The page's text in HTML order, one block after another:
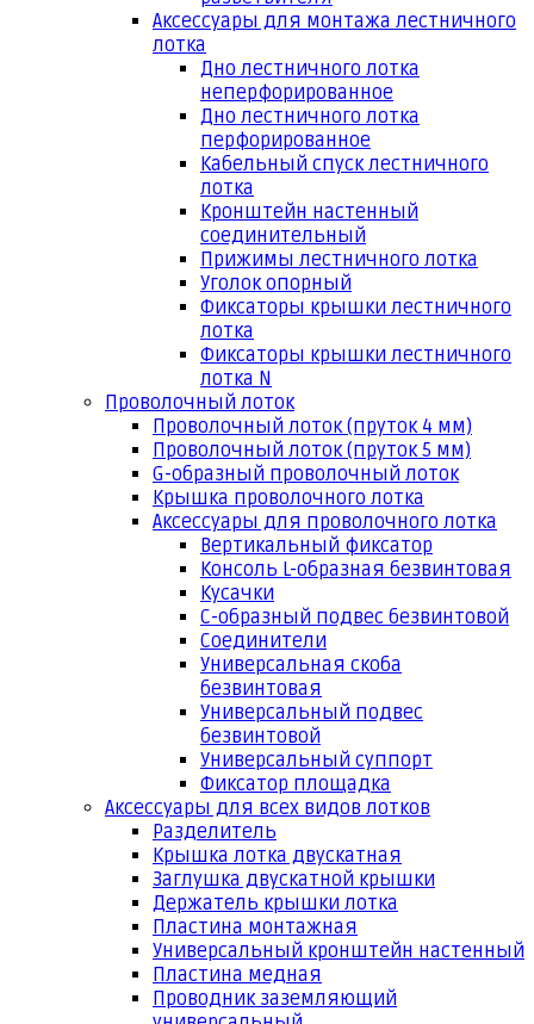
Аксессуары для монтажа лестничного
лотка
Дно лестничного лотка
неперфорированное
Дно лестничного лотка
перфорированное
Кабельный спуск лестничного
лотка
Кронштейн настенный
соединительный
Прижимы лестничного лотка
Уголок опорный
Фиксаторы крышки лестничного
лотка
Фиксаторы крышки лестничного
лотка N
Проволочный лоток
Проволочный лоток (пруток 4 мм)
Проволочный лоток (пруток 5 мм)
G-образный проволочный лоток
Крышка проволочного лотка
Аксессуары для проволочного лотка
Вертикальный фиксатор
Консоль L-образная безвинтовая
Кусачки
С-образный подвес безвинтовой
Соединители
Универсальная скоба
безвинтовая
Универсальный подвес
безвинтовой
Универсальный суппорт
Фиксатор площадка
Аксессуары для всех видов лотков
Разделитель
Крышка лотка двускатная
Заглушка двускатной крышки
Держатель крышки лотка
Пластина монтажная
Универсальный кронштейн настенный
Пластина медная
Проводник заземляющий